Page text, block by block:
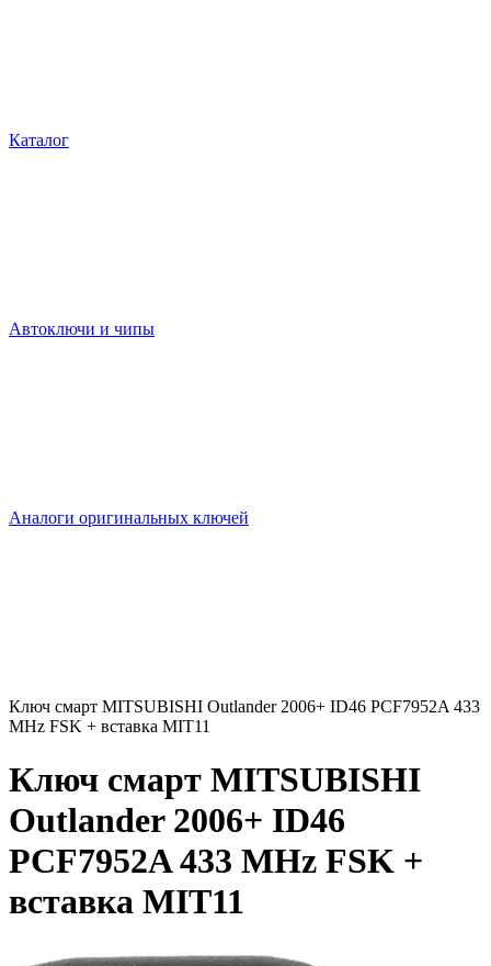
Каталог
Автоключи и чипы
Аналоги оригинальных ключей
Ключ смарт MITSUBISHI Outlander 2006+ ID46 PCF7952A 433
MHz FSK + вставка MIT11
Ключ смарт MITSUBISHI
Outlander 2006+ ID46
PCF7952A 433 MHz FSK +
вставка MIT11